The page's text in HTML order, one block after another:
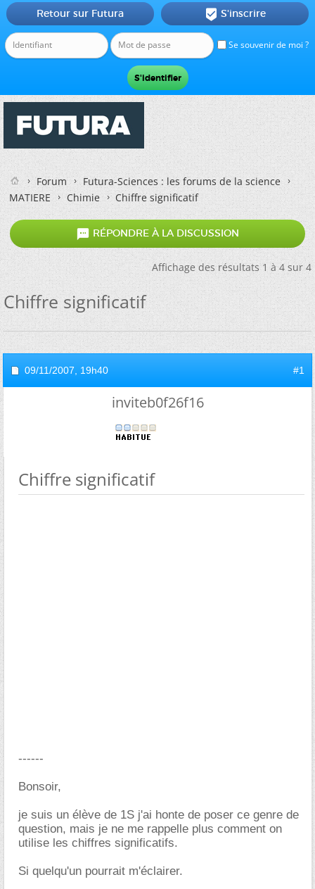
Se souvenir de moi ?
Retour sur Futura  S'inscrire
Forum
Futura-Sciences : les forums de la science
MATIERE
Chimie Chiffre significatif
 RÉPONDRE À LA DISCUSSION
Affichage des résultats 1 à 4 sur 4
Chiffre significatif
09/11/2007, 19h40 #1
inviteb0f26f16
Chiffre significatif
------
Bonsoir,
je suis un élève de 1S j'ai honte de poser ce genre de
question, mais je ne me rappelle plus comment on
utilise les chiffres significatifs.
Si quelqu'un pourrait m'éclairer.